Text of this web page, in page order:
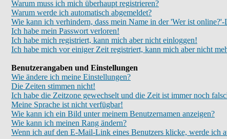
Warum muss ich mich überhaupt registrieren?
Warum werde ich automatisch abgemeldet?
Wie kann ich verhindern, dass mein Name in der 'Wer ist online?'-
Ich habe mein Passwort verloren!
Ich habe mich registriert, kann mich aber nicht einloggen!
Ich habe mich vor einiger Zeit registriert, kann mich aber nicht
Benutzerangaben und Einstellungen
Wie ändere ich meine Einstellungen?
Die Zeiten stimmen nicht!
Ich habe die Zeitzone gewechselt und die Zeit ist immer noch
Meine Sprache ist nicht verfügbar!
Wie kann ich ein Bild unter meinem Benutzernamen anzeigen?
Wie kann ich meinen Rang ändern?
Wenn ich auf den E-Mail-Link eines Benutzers klicke, werde ich